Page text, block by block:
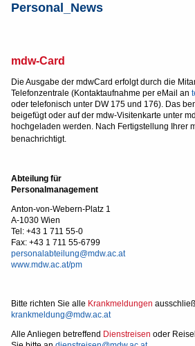
Personal_News
mdw-Card
Die Ausgabe der mdwCard erfolgt durch die
Telefonzentrale (Kontaktaufnahme per eMail an
oder telefonisch unter DW 175 und 176). Das
beigefügt oder auf der mdw-Visitenkarte unter
hochgeladen werden. Nach Fertigstellung Ihrer
benachrichtigt.
Abteilung für
Personalmanagement
Anton-von-Webern-Platz 1
A-1030 Wien
Tel: +43 1 711 55-0
Fax: +43 1 711 55-6799
personalabteilung@mdw.ac.at
www.mdw.ac.at/pm
Bitte richten Sie alle Krankmeldungen
krankmeldung@mdw.ac.at
Alle Anliegen betreffend Dienstreisen oder